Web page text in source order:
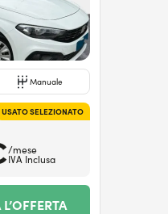
Manuale
USATO SELEZIONATO
/mese
IVA Inclusa